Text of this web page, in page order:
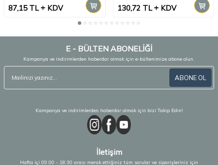
87,15TL KDV 130,72 TL KDV
E - BÜLTEN ABONELİĞİ
Kampanya ve indirimlerden haberdar olmak için e-bültenimize abone olun.
ABONE OL
Kampanya ve indirimlerden haberdar olmak için bizi Takip Edin!
İletişim
Hafta içi 09:00 - 18:30 arası merak ettiğiniz tüm sorular ve siparişleriniz için